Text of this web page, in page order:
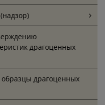
драгоценных
драгоценных